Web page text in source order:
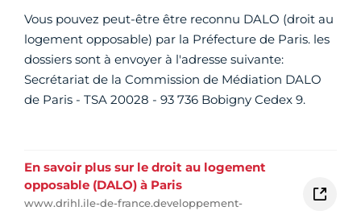
Vous pouvez peut-être être reconnu DALO (droit au
logement opposable) par la Préfecture de Paris. les
dossiers sont à envoyer à l'adresse suivante:
Secrétariat de la Commission de Médiation DALO
de Paris - TSA 20028 - 93 736 Bobigny Cedex 9.
En savoir plus sur le droit au logement
opposable (DALO) à Paris
www.drihl.ile-de-france.developpement-